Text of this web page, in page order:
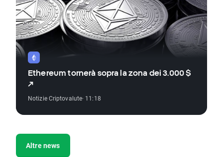
Ethereum tornerà sopra la zona dei 3.000 $
↗️
Notizie Criptovalute· 11:18
Altre news